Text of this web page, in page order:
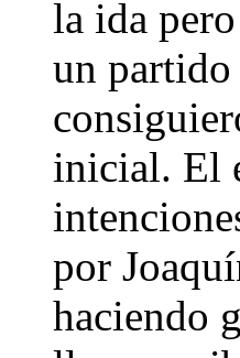
la ida
un
inicial. El
por
haciendo